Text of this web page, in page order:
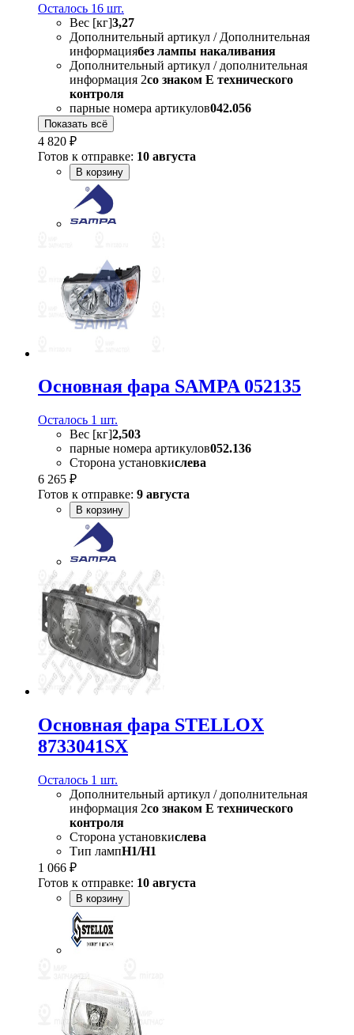
Осталось 16 шт.
Вес [кг]3,27
Дополнительный артикул / Дополнительная
информациябез лампы накаливания
Дополнительный артикул / дополнительная
информация 2со знаком Е технического
контроля
парные номера артикулов042.056
Показать всё
4 820 ₽
Готов к отправке: 10 августа
В корзину
Основная фара SAMPA 052135
Осталось 1 шт.
Вес [кг]2,503
парные номера артикулов052.136
Сторона установкислева
6 265 ₽
Готов к отправке: 9 августа
В корзину
Основная фара STELLOX
8733041SX
Осталось 1 шт.
Дополнительный артикул / дополнительная
информация 2со знаком Е технического
контроля
Сторона установкислева
Тип лампH1/H1
1 066 ₽
Готов к отправке: 10 августа
В корзину